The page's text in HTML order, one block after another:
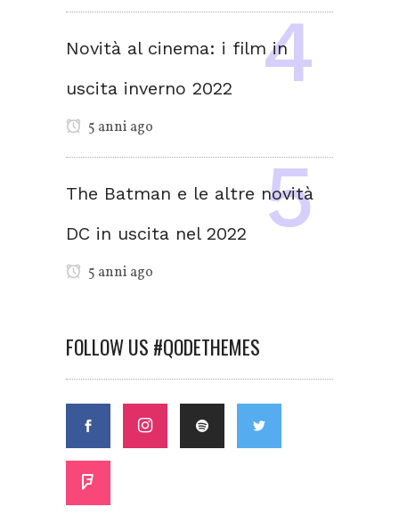
Novità al cinema: i film in
uscita inverno 2022
5 anni ago
The Batman e le altre novità
DC in uscita nel 2022
5 anni ago
FOLLOW US #QODETHEMES